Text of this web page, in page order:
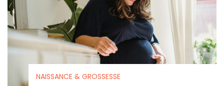
NAISSANCE & GROSSESSE